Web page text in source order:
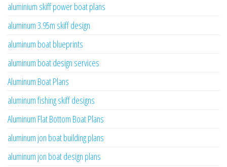
aluminium skiff power boat plans
aluminum 3.95m skiff design
aluminum boat blueprints
aluminum boat design services
Aluminum Boat Plans
aluminum fishing skiff designs
Aluminum Flat Bottom Boat Plans
aluminum jon boat building plans
aluminum jon boat design plans